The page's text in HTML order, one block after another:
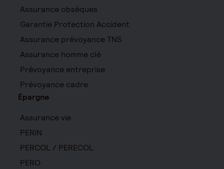
Assurance obsèques
Garantie Protection Accident
Assurance prévoyance TNS
Assurance homme clé
Prévoyance entreprise
Prévoyance cadre
Épargne
Assurance vie
PERIN
PERCOL / PERECOL
PERO